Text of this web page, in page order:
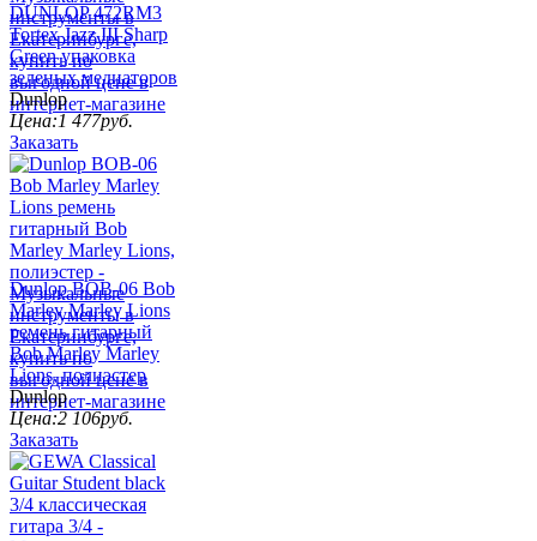
DUNLOP 472RM3
Tortex Jazz III Sharp
Green упаковка
зеленых медиаторов
Dunlop
Цена:1 477руб.
Заказать
Dunlop BОВ-06 Bob
Marley Marley Lions
ремень гитарный
Bob Marley Marley
Lions, полиэстер
Dunlop
Цена:2 106руб.
Заказать